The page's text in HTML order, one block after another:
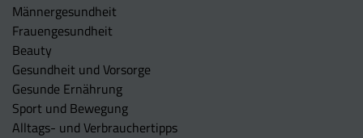
Männergesundheit
Frauengesundheit
Beauty
Gesundheit und Vorsorge
Gesunde Ernährung
Sport und Bewegung
Alltags- und Verbrauchertipps